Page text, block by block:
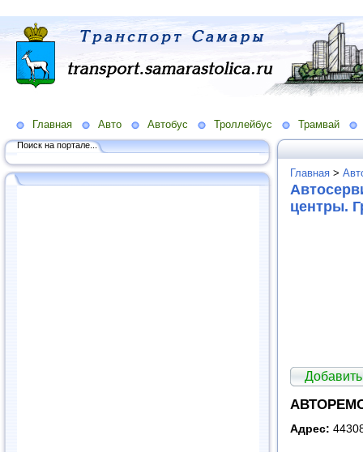
Главная Авто Автобус Троллейбус Трамвай
Поиск на портале...
Главная >
центры.
Адрес: